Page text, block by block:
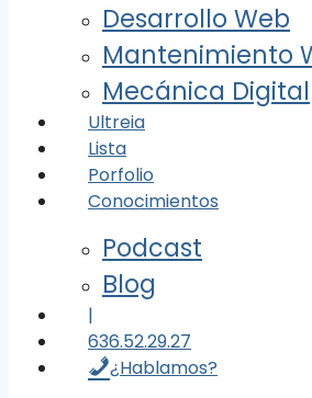
Desarrollo Web
Mantenimiento
Mecánica Digital
Ultreia
Lista
Porfolio
Conocimientos
Podcast
Blog
|
636.52.29.27
¿Hablamos?